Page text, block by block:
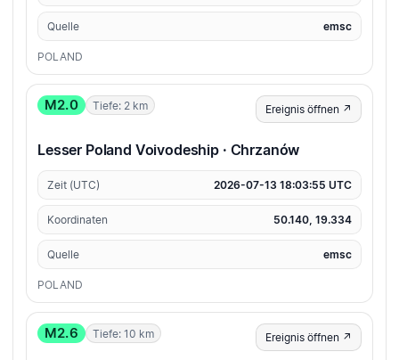
Quelle emsc
POLAND
M2.0 Tiefe: 2 km Ereignis öffnen ↗
Lesser Poland Voivodeship · Chrzanów
Zeit (UTC) 2026-07-13 18:03:55 UTC
Koordinaten 50.140, 19.334
Quelle emsc
POLAND
M2.6 Tiefe: 10 km Ereignis öffnen ↗